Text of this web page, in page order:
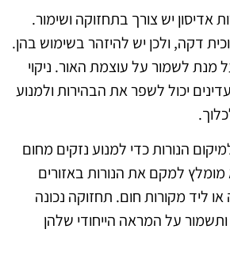
אדיסון יש צורך בתחזוקה ושימור.
דקה, ולכן יש להיזהר בשימוש בהן.
מנת לשמור על עוצמת האור. ניקוי
יכול לשפר את הבהירות ולמנוע
הנורות כדי למנוע נזקים מחום
למקם את הנורות באזורים
ליד מקורות חום. תחזוקה נכונה
ותשמור על המראה הייחודי שלהן